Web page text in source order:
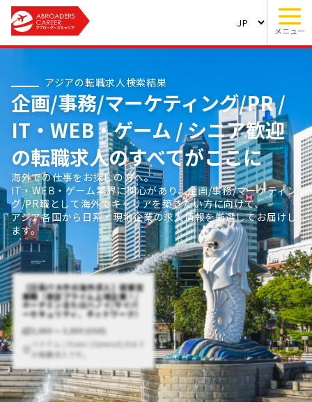
メニュー
アジアの転職求人検索結果
企画/事務/マーケティング/PR /
IT・WEB・ゲーム / シニア歓迎
の転職求人のすべてがここに
海外での仕事をお探しの方へ。
IT・WEB・ゲーム業界に関心があり、企画/事務/マーケティン
グ/PR職として海外でキャリアを築きたい方に向けて、
アジア各国から日系・現地企業の求人情報を厳選してお届けし
ます。
【日系IT大手の海外求人】提案営
業職（東証プライム上場企業！/
ホーチミンまたはハノイ/サイバ
ーセキュリティ、ネットワーク）
2,000 〜 3,000 (USD)
ベトナム / Hanoi (General),Dist 3
の転職求人です。